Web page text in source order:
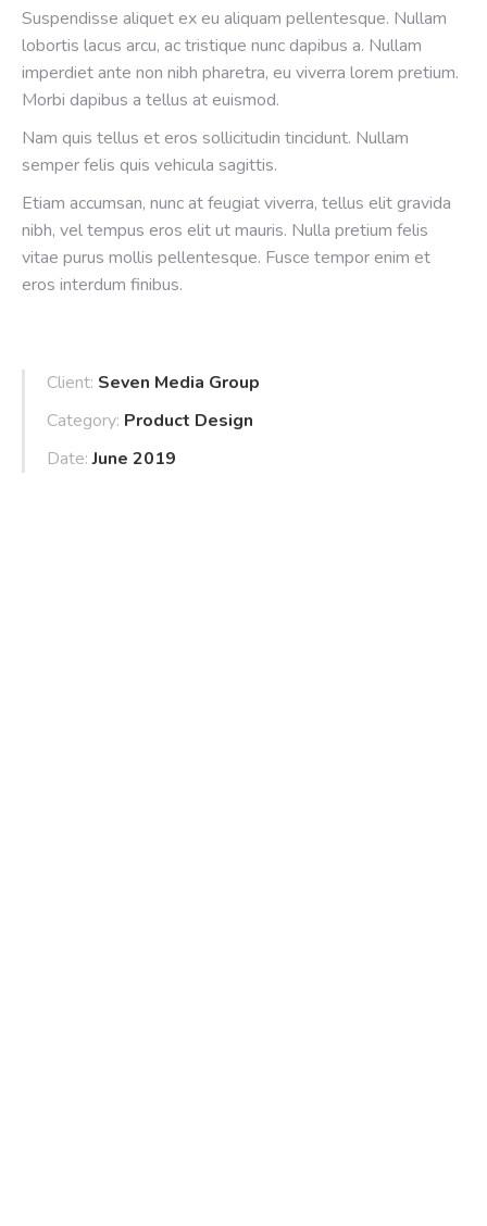
Suspendisse aliquet ex eu aliquam pellentesque. Nullam
lobortis lacus arcu, ac tristique nunc dapibus a. Nullam
imperdiet ante non nibh pharetra, eu viverra lorem pretium.
Morbi dapibus a tellus at euismod.
Nam quis tellus et eros sollicitudin tincidunt. Nullam
semper felis quis vehicula sagittis.
Etiam accumsan, nunc at feugiat viverra, tellus elit gravida
nibh, vel tempus eros elit ut mauris. Nulla pretium felis
vitae purus mollis pellentesque. Fusce tempor enim et
eros interdum finibus.
Client: Seven Media Group
Category: Product Design
Date: June 2019